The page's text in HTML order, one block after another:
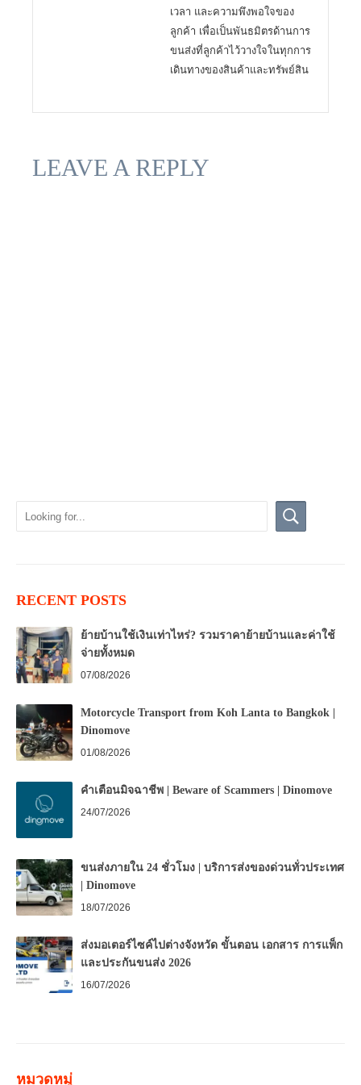
เวลา และความพึงพอใจของ
ลูกค้า เพื่อเป็นพันธมิตรด้านการ
ขนส่งที่ลูกค้าไว้วางใจในทุกการ
เดินทางของสินค้าและทรัพย์สิน
LEAVE A REPLY
RECENT POSTS
ย้ายบ้านใช้เงินเท่าไหร่? รวมราคาย้ายบ้านและค่าใช้
จ่ายทั้งหมด
07/08/2026
Motorcycle Transport from Koh Lanta to Bangkok |
Dinomove
01/08/2026
คำเตือนมิจฉาชีพ | Beware of Scammers | Dinomove
24/07/2026
ขนส่งภายใน 24 ชั่วโมง | บริการส่งของด่วนทั่วประเทศ
| Dinomove
18/07/2026
ส่งมอเตอร์ไซค์ไปต่างจังหวัด ขั้นตอน เอกสาร การแพ็ก
และประกันขนส่ง 2026
16/07/2026
หมวดหมู่